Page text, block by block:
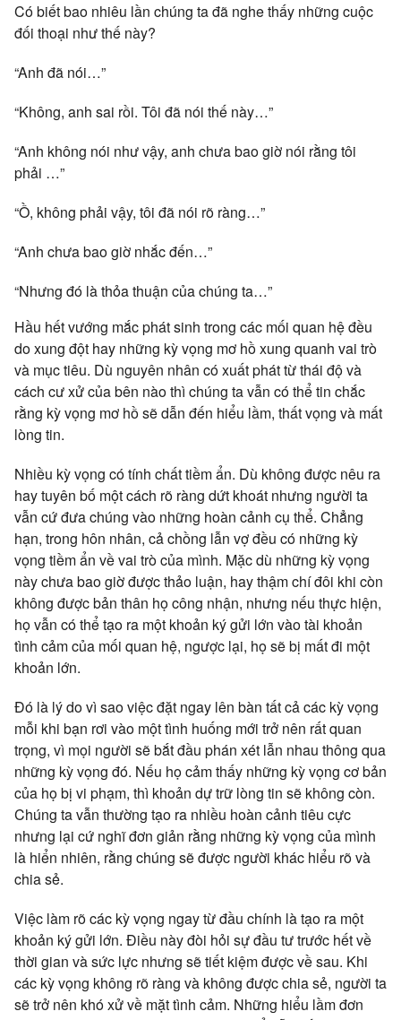
Có biết bao nhiêu lần chúng ta đã nghe thấy những cuộc
đối thoại như thế này?
“Anh đã nói…”
“Không, anh sai rồi. Tôi đã nói thế này…”
“Anh không nói như vậy, anh chưa bao giờ nói rằng tôi
phải …”
“Ồ, không phải vậy, tôi đã nói rõ ràng…”
“Anh chưa bao giờ nhắc đến…”
“Nhưng đó là thỏa thuận của chúng ta…”
Hầu hết vướng mắc phát sinh trong các mối quan hệ đều
do xung đột hay những kỳ vọng mơ hồ xung quanh vai trò
và mục tiêu. Dù nguyên nhân có xuất phát từ thái độ và
cách cư xử của bên nào thì chúng ta vẫn có thể tin chắc
rằng kỳ vọng mơ hồ sẽ dẫn đến hiểu lầm, thất vọng và mất
lòng tin.
Nhiều kỳ vọng có tính chất tiềm ẩn. Dù không được nêu ra
hay tuyên bố một cách rõ ràng dứt khoát nhưng người ta
vẫn cứ đưa chúng vào những hoàn cảnh cụ thể. Chẳng
hạn, trong hôn nhân, cả chồng lẫn vợ đều có những kỳ
vọng tiềm ẩn về vai trò của mình. Mặc dù những kỳ vọng
này chưa bao giờ được thảo luận, hay thậm chí đôi khi còn
không được bản thân họ công nhận, nhưng nếu thực hiện,
họ vẫn có thể tạo ra một khoản ký gửi lớn vào tài khoản
tình cảm của mối quan hệ, ngược lại, họ sẽ bị mất đi một
khoản lớn.
Đó là lý do vì sao việc đặt ngay lên bàn tất cả các kỳ vọng
mỗi khi bạn rơi vào một tình huống mới trở nên rất quan
trọng, vì mọi người sẽ bắt đầu phán xét lẫn nhau thông qua
những kỳ vọng đó. Nếu họ cảm thấy những kỳ vọng cơ bản
của họ bị vi phạm, thì khoản dự trữ lòng tin sẽ không còn.
Chúng ta vẫn thường tạo ra nhiều hoàn cảnh tiêu cực
nhưng lại cứ nghĩ đơn giản rằng những kỳ vọng của mình
là hiển nhiên, rằng chúng sẽ được người khác hiểu rõ và
chia sẻ.
Việc làm rõ các kỳ vọng ngay từ đầu chính là tạo ra một
khoản ký gửi lớn. Điều này đòi hỏi sự đầu tư trước hết về
thời gian và sức lực nhưng sẽ tiết kiệm được về sau. Khi
các kỳ vọng không rõ ràng và không được chia sẻ, người ta
sẽ trở nên khó xử về mặt tình cảm. Những hiểu lầm đơn